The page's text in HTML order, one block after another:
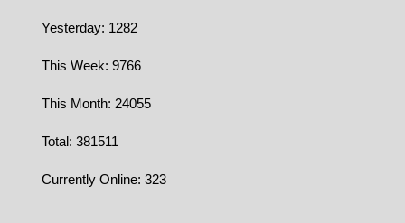
Yesterday: 1282
This Week: 9766
This Month: 24055
Total: 381511
Currently Online: 323